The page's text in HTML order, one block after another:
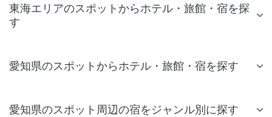
東海エリアのスポットからホテル・旅館・宿を探
す
愛知県のスポットからホテル・旅館・宿を探す
愛知県のスポット周辺の宿をジャンル別に探す